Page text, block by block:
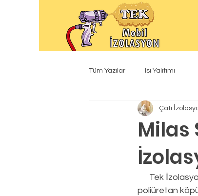
Tüm Yazılar Isı Yalıtımı
Milas
Çatı
poliüretan